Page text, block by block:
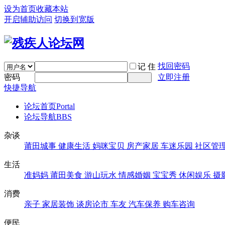
设为首页收藏本站
开启辅助访问 切换到宽版
记 住 找回密码
密码
立即注册
快捷导航
论坛首页Portal
论坛导航BBS
杂谈
莆田城事 健康生活 妈咪宝贝 房产家居 车迷乐园 社区管
生活
准妈妈 莆田美食 游山玩水 情感婚姻 宝宝秀 休闲娱乐 摄
消费
亲子 家居装饰 谈房论市 车友 汽车保养 购车咨询
便民